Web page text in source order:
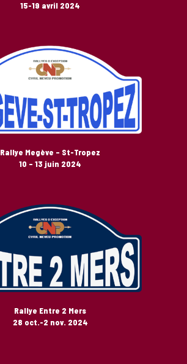
15-19 avril 2024
Rallye Megève – St-Tropez
10 – 13 juin 2024
Rallye Entre 2 Mers
28 oct.-2 nov. 2024